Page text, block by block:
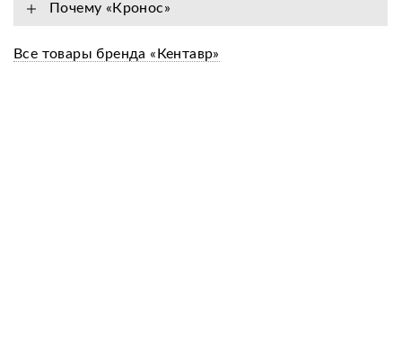
Почему «Кронос»
Все товары бренда «Кентавр»